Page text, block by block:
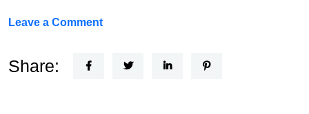
Leave a Commenton
Horizon
Share: